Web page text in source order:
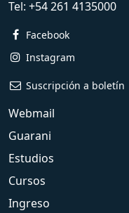
Tel: +54 261 4135000
Facebook
Instagram
Suscripción a boletín
Webmail
Guarani
Estudios
Cursos
Ingreso